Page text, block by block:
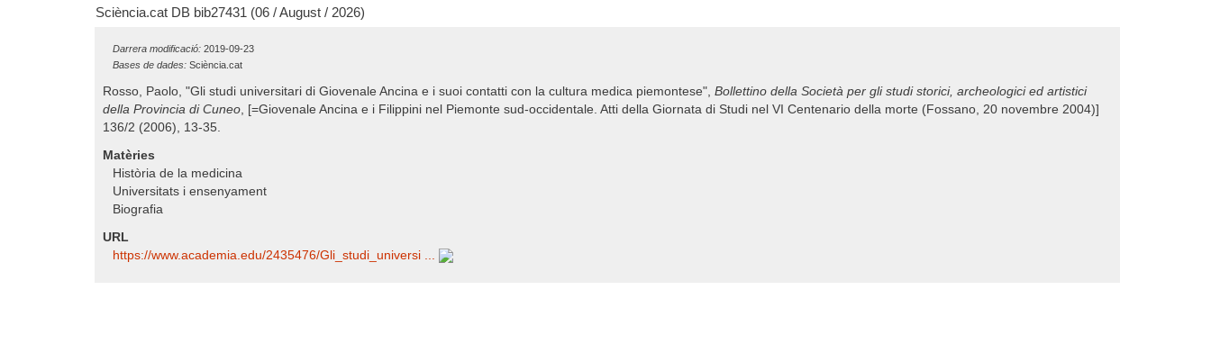
Sciència.cat DB bib27431 (06 / August / 2026)
Darrera modificació: 2019-09-23
Bases de dades: Sciència.cat
Rosso, Paolo, "Gli studi universitari di Giovenale Ancina e i suoi contatti con la cultura medica piemontese", Bollettino della Società per gli studi storici, archeologici ed artistici
della Provincia di Cuneo, [=Giovenale Ancina e i Filippini nel Piemonte sud-occidentale. Atti della Giornata di Studi nel VI Centenario della morte (Fossano, 20 novembre 2004)]
136/2 (2006), 13-35.
Matèries
Història de la medicina
Universitats i ensenyament
Biografia
URL
https:/​/​www.academia.edu/​2435476/​Gli_studi_universi ...